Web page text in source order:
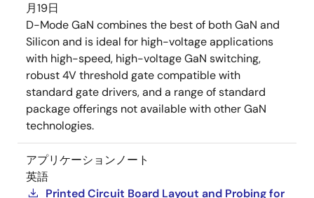
月19日
D-Mode GaN combines the best of both GaN and
Silicon and is ideal for high-voltage applications
with high-speed, high-voltage GaN switching,
robust 4V threshold gate compatible with
standard gate drivers, and a range of standard
package offerings not available with other GaN
technologies.
アプリケーションノート
英語
Printed Circuit Board Layout and Probing for